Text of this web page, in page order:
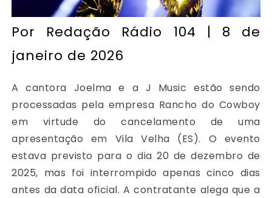
Por Redação Rádio 104 | 8 de
janeiro de 2026
A cantora Joelma e a J Music estão sendo
processadas pela empresa Rancho do Cowboy
em virtude do cancelamento de uma
apresentação em Vila Velha (ES). O evento
estava previsto para o dia 20 de dezembro de
2025, mas foi interrompido apenas cinco dias
antes da data oficial. A contratante alega que a